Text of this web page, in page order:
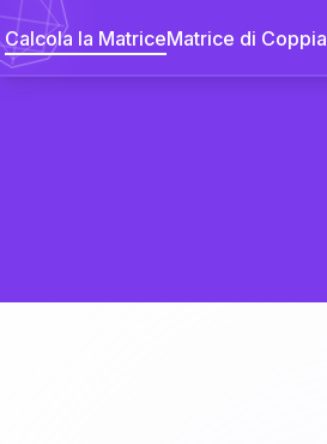
Calcola la MatriceMatrice di Coppia